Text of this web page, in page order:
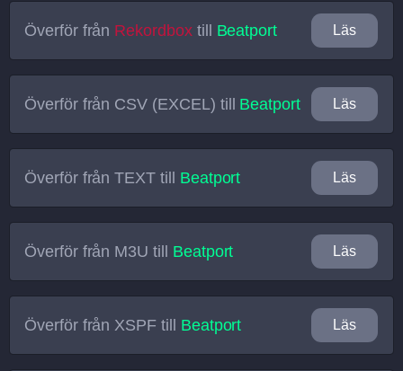
Överför från Rekordboxtill Beatport Läs
Överför från CSV (EXCEL) till Beatport Läs
Överför frånTEXT till Beatport Läs
Överför från M3U till Beatport Läs
Överför från XSPF till Beatport Läs